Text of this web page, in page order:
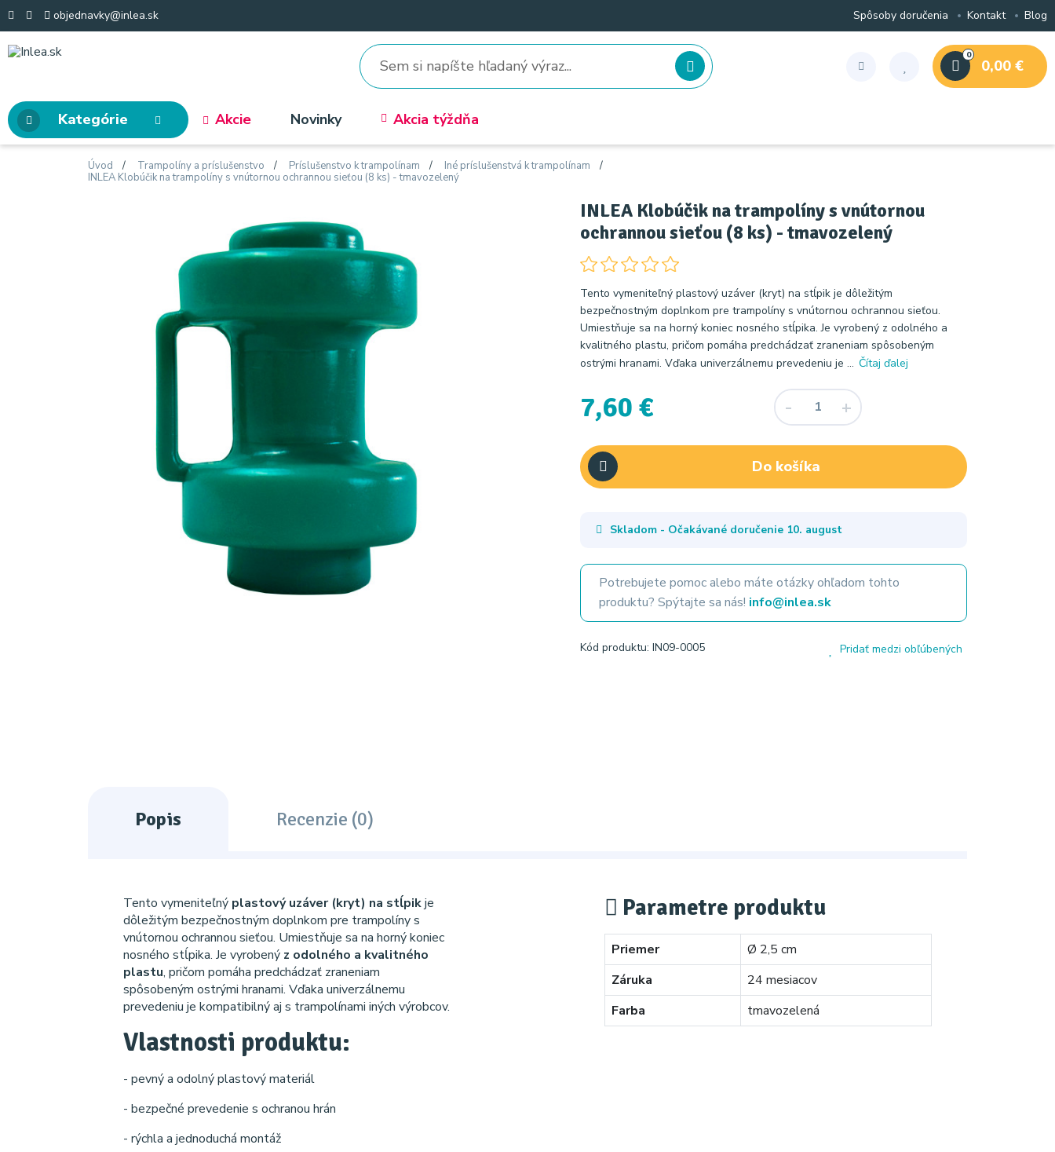
objednavky@inlea.sk Spôsoby doručenia Kontakt Blog
0
0,00 €
Kategórie Akcie Novinky Akcia týždňa
Úvod Trampolíny a príslušenstvo Príslušenstvo k trampolínam
Iné príslušenstvá k trampolínam
INLEA Klobúčik na trampolíny s vnútornou ochrannou sieťou (8 ks) - tmavozelený
INLEA Klobúčik na trampolíny s vnútornou
ochrannou sieťou (8 ks) - tmavozelený
Tento vymeniteľný plastový uzáver (kryt) na stĺpik je dôležitým
bezpečnostným doplnkom pre trampolíny s vnútornou ochrannou sieťou.
Umiestňuje sa na horný koniec nosného stĺpika. Je vyrobený z odolného a
kvalitného plastu, pričom pomáha predchádzať zraneniam spôsobeným
ostrými hranami. Vďaka univerzálnemu prevedeniu je ... Čítaj ďalej
7,60 €
Do košíka
Skladom - Očakávané doručenie 10. august
Potrebujete pomoc alebo máte otázky ohľadom tohto
produktu? Spýtajte sa nás! info@inlea.sk
Kód produktu: IN09-0005 Pridať medzi obľúbených
Popis Recenzie (0)
Tento vymeniteľný plastový uzáver (kryt) na stĺpikje
dôležitým bezpečnostným doplnkom pre trampolíny s
vnútornou ochrannou sieťou. Umiestňuje sa na horný koniec
nosného stĺpika. Je vyrobený z odolného a kvalitného
plastu, pričom pomáha predchádzať zraneniam
spôsobeným ostrými hranami. Vďaka univerzálnemu
prevedeniu je kompatibilný aj s trampolínami iných výrobcov.
Vlastnosti produktu:
- pevný a odolný plastový materiál
- bezpečné prevedenie s ochranou hrán
- rýchla a jednoduchá montáž
Parametre produktu
Priemer
Ø 2,5 cm
Záruka
24 mesiacov
Farba
tmavozelená